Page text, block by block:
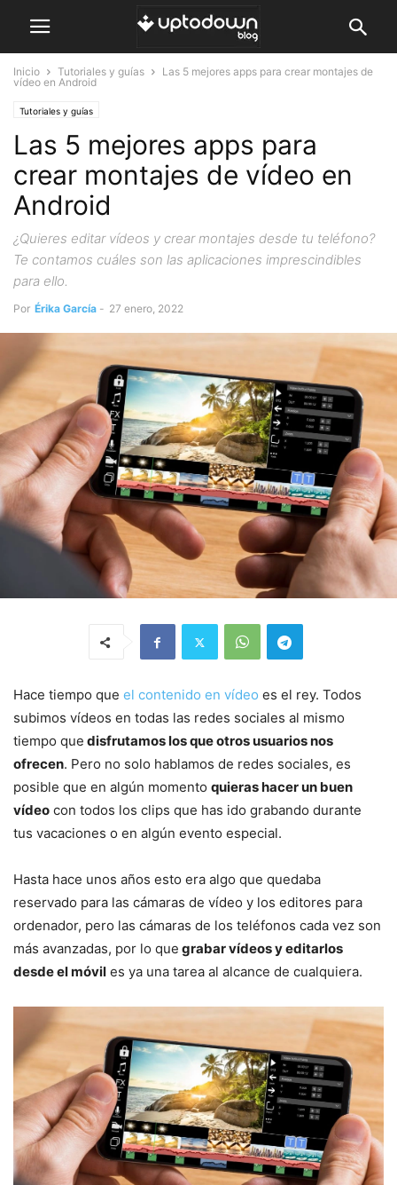
Inicio Tutoriales y guías
Las 5 mejores apps para crear montajes de
vídeo en Android
Tutoriales y guías
Las 5 mejores apps para
crear montajes de vídeo en
Android
¿Quieres editar vídeos y crear montajes desde tu teléfono?
Te contamos cuáles son las aplicaciones imprescindibles
para ello.
Por Érika García - 27 enero, 2022
Hace tiempo que el contenido en vídeo es el rey. Todos
subimos vídeos en todas las redes sociales al mismo
tiempo que disfrutamos los que otros usuarios nos
ofrecen. Pero no solo hablamos de redes sociales, es
posible que en algún momento quieras hacer un buen
vídeo con todos los clips que has ido grabando durante
tus vacaciones o en algún evento especial.
Hasta hace unos años esto era algo que quedaba
reservado para las cámaras de vídeo y los editores para
ordenador, pero las cámaras de los teléfonos cada vez son
más avanzadas, por lo que grabar vídeos y editarlos
desde el móvil es ya una tarea al alcance de cualquiera.